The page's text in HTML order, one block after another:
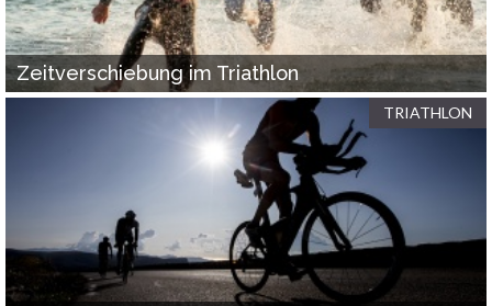
Zeitverschiebung im Triathlon
TRIATHLON